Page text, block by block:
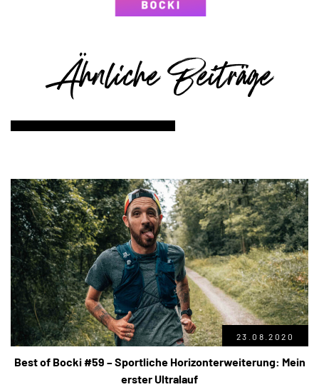
Ähnliche Beiträge
23.08.2020
Best of Bocki #59 – Sportliche Horizonterweiterung: Mein
erster Ultralauf